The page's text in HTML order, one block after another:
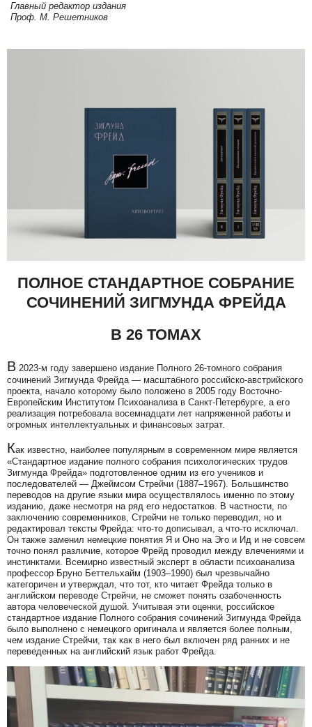
Главный редактор издания
Проф. М. Решетников
ПОЛНОЕ СТАНДАРТНОЕ СОБРАНИЕ
СОЧИНЕНИЙ ЗИГМУНДА ФРЕЙДА
В 26 ТОМАХ
В 2023-м году завершено издание Полного 26-томного собрания
сочинений Зигмунда Фрейда — масштабного российско-австрийского
проекта, начало которому было положено в 2005 году Восточно-
Европейским Институтом Психоанализа в Санкт-Петербурге, а его
реализация потребовала восемнадцати лет напряженной работы и
огромных интеллектуальных и финансовых затрат.
Как известно, наиболее популярным в современном мире является
«Стандартное издание полного собрания психологических трудов
Зигмунда Фрейда» подготовленное одним из его учеников и
последователей — Джеймсом Стрейчи (1887–1967). Большинство
переводов на другие языки мира осуществлялось именно по этому
изданию, даже несмотря на ряд его недостатков. В частности, по
заключению современников, Стрейчи не только переводил, но и
редактировал тексты Фрейда: что-то дописывал, а что-то исключал.
Он также заменил немецкие понятия Я и Оно на Эго и Ид и не совсем
точно понял различие, которое Фрейд проводил между влечениями и
инстинктами. Всемирно известный эксперт в области психоанализа
профессор Бруно Беттельхайм (1903–1990) был чрезвычайно
категоричен и утверждал, что тот, кто читает Фрейда только в
английском переводе Стрейчи, не сможет понять озабоченность
автора человеческой душой. Учитывая эти оценки, российское
стандартное издание Полного собрания сочинений Зигмунда Фрейда
было выполнено с немецкого оригинала и является более полным,
чем издание Стрейчи, так как в него был включен ряд ранних и не
переведенных на английский язык работ Фрейда.